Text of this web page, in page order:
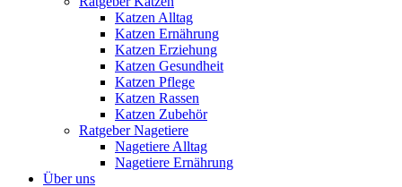
Katzen Alltag
Katzen Ernährung
Katzen Erziehung
Katzen Gesundheit
Katzen Pflege
Katzen Rassen
Katzen Zubehör
Ratgeber Nagetiere
Nagetiere Alltag
Nagetiere Ernährung
Über uns